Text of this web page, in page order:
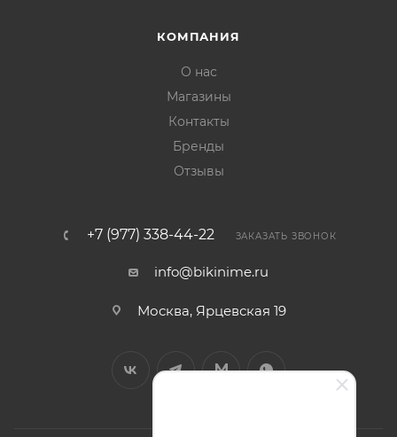
КОМПАНИЯ
О нас
Магазины
Контакты
Бренды
Отзывы
+7 (977) 338-44-22 ЗАКАЗАТЬ ЗВОНОК
info@bikinime.ru
Москва, Ярцевская 19